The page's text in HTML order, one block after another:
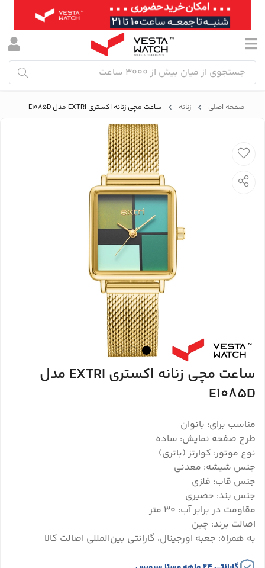
صفحه اصلی زنانه ساعت مچی زنانه اکستری EXTRI مدل E1085D
ساعت مچی زنانه اکستری EXTRI مدل
E1085D
مناسب برای: بانوان
طرح صفحه نمایش: ساده
نوع موتور: کوارتز (باتری)
جنس شیشه: معدنی
جنس قاب: فلزی
جنس بند: حصیری
مقاومت در برابر آب: 30 متر
اصالت برند: چین
به همراه: جعبه اورجینال، گارانتی بین‌المللی اصالت کالا